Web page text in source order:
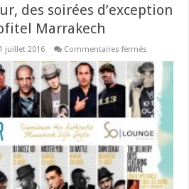
des soirées d’exception
Marrakech
1 juillet 2016 Commentaires fermés
So
Summer
Tour,
des
soirées
d’exception
So
Lounge
–
Sofitel
Marrakech